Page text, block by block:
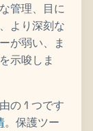
管理、目に
より深刻な
が弱い、ま
示唆しま
の 1 つです
。保護ツー